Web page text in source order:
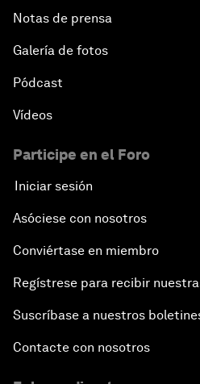
Notas de prensa
Galería de fotos
Pódcast
Vídeos
Participe en el Foro
Iniciar sesión
Asóciese con nosotros
Conviértase en miembro
Regístrese para recibir
Suscríbase a nuestros
Contacte con nosotros